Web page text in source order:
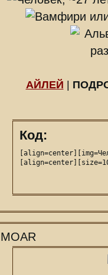
АЙЛЕЙ
Код:
MOAR